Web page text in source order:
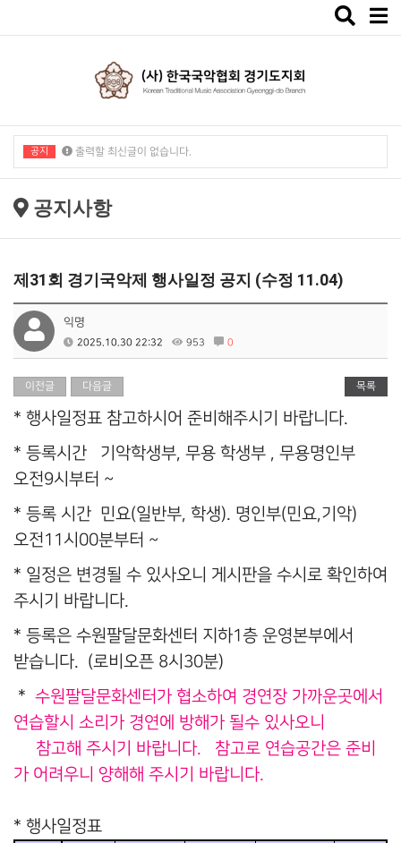
Toggle
공지 출력할 최신글이 없습니다.
출력할 최신글이 없습니다.
공지사항
제31회 경기국악제 행사일정 공지 (수정 11.04)
익명
2025.10.30 22:32 953 0
이전글 다음글 목록
* 행사일정표 참고하시어 준비해주시기 바랍니다.
* 등록시간 기악학생부, 무용 학생부 , 무용명인부
오전9시부터 ~
* 등록 시간 민요(일반부, 학생). 명인부(민요,기악)
오전11시00분부터 ~
* 일정은 변경될 수 있사오니 게시판을 수시로 확인하여
주시기 바랍니다.
* 등록은 수원팔달문화센터 지하1층 운영본부에서
받습니다. (로비오픈 8시30분)
* 수원팔달문화센터가 협소하여 경연장 가까운곳에서
연습할시 소리가 경연에 방해가 될수 있사오니
참고해 주시기 바랍니다. 참고로 연습공간은 준비
가 어려우니 양해해 주시기 바랍니다.
* 행사일정표